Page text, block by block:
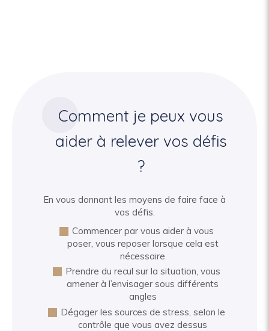
Comment je peux vous
aider à relever vos défis
?
En vous donnant les moyens de faire face à
vos défis.
Commencer par vous aider à vous
poser, vous reposer lorsque cela est
nécessaire
Prendre du recul sur la situation, vous
amener à l’envisager sous différents
angles
Dégager les sources de stress, selon le
contrôle que vous avez dessus